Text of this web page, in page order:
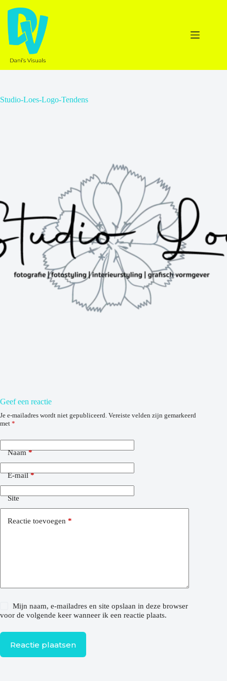
naar
inhoud
Studio-Loes-Logo-Tendens
Geef een reactie
Je e-mailadres wordt niet gepubliceerd. Vereiste velden zijn gemarkeerd
met *
Naam*
E-mail*
Site
Reactie toevoegen *
Mijn naam, e-mailadres en site opslaan in deze browser
voor de volgende keer wanneer ik een reactie plaats.
Reactie plaatsen